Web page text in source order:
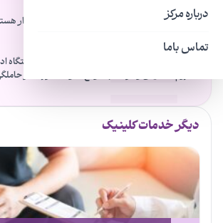
درباره مرکز
تماس باما
آزمایش ادرار در حاملگی از اهمیت زیادی برخوردار
علائم عفونت‌های ادراری در حاملگی چیست؟
عوامل پیشروی عفونت به بخش‌های فوقانی دستگاه
لزوم تشخیص و درمان به ‌موقع عفونت ادراری در
دیگر خدمات کلینیک